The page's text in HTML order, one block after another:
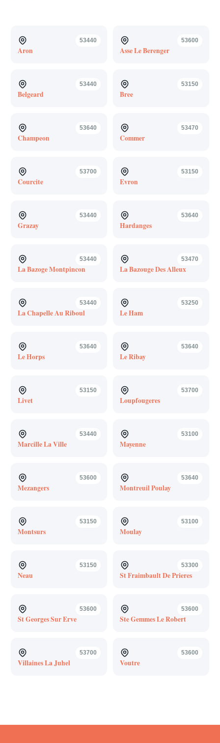
53440
Aron
53600
Asse Le Berenger
53440
Belgeard
53150
Bree
53640
Champeon
53470
Commer
53700
Courcite
53150
Evron
53440
Grazay
53640
Hardanges
53440
La Bazoge Montpincon
53470
La Bazouge Des Alleux
53440
La Chapelle Au Riboul
53250
Le Ham
53640
Le Horps
53640
Le Ribay
53150
Livet
53700
Loupfougeres
53440
Marcille La Ville
53100
Mayenne
53600
Mezangers
53640
Montreuil Poulay
53150
Montsurs
53100
Moulay
53150
Neau
53300
St Fraimbault De Prieres
53600
St Georges Sur Erve
53600
Ste Gemmes Le Robert
53700
Villaines La Juhel
53600
Voutre